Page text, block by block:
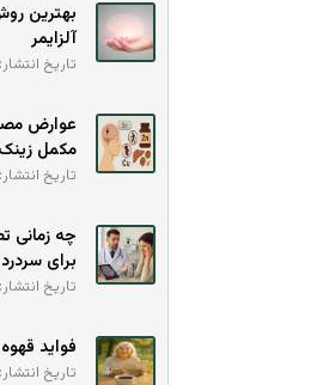
بهترین
آلزایمر
تاریخ انتشار: 1404/5/3
عوارض
مکمل
تاریخ انتشار: 1404/3/19
چه زمانی
برای
تاریخ انتشار: 1404/3/16
فواید
تاریخ انتشار: 1404/3/16